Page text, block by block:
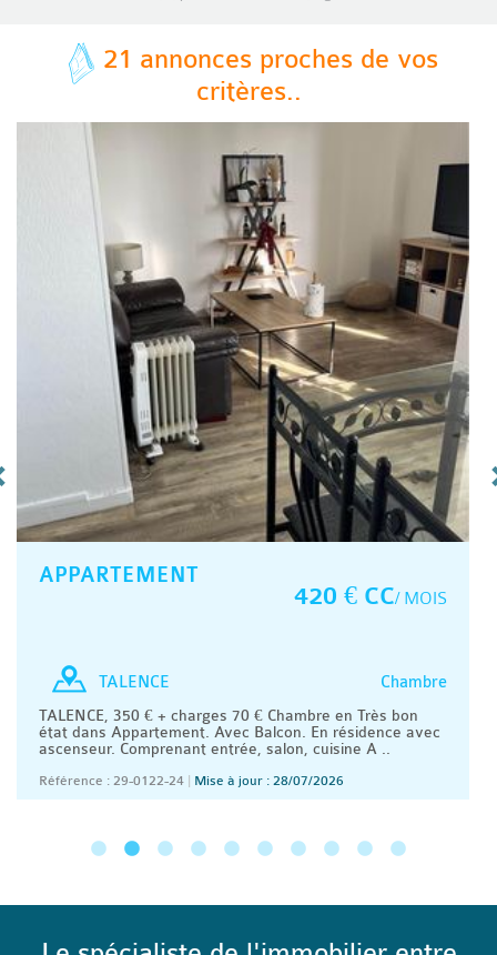
21 annonces proches de vos
critères..
APPARTEMENT
420 € CC/ MOIS
Chambre
TALENCE
TALENCE, 350 € + charges 70 € Chambre en Très bon
état dans Appartement. Avec Balcon. En résidence avec
ascenseur. Comprenant entrée, salon, cuisine A ..
Référence : 29-0122-24 Mise à jour : 28/07/2026